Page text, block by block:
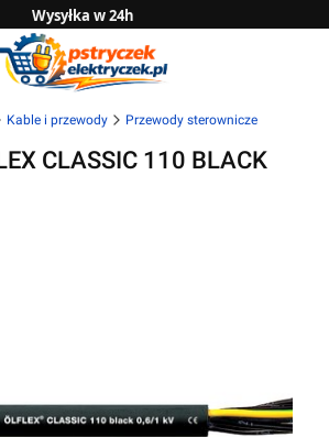
Wysyłka w 24h
Zwrot do 14 dni
Sprawdź naszą ofertę B2B
Kable i przewody Przewody sterownicze
CLASSIC 110 BLACK